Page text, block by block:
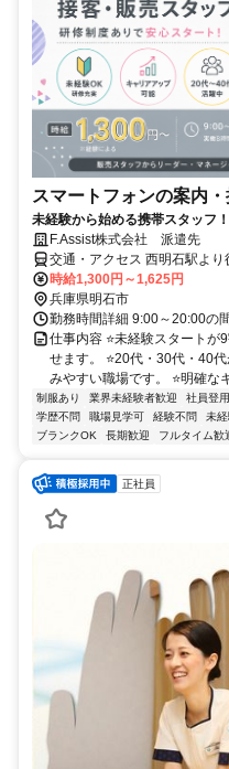
スマートフォンの案内
未経験から始める携帯スタッフ
F.Assist株式会社 派遣先
交通・アクセス 西明石駅より
時給1,300円～1,625円
兵庫県明石市
勤務時間詳細 9:00～20:00の
仕事内容 ⭐未経験スタート
せます。 ⭐20代・30代・40
みやすい職場です。 ⭐明確な
制服あり 業界未経験者歓迎 社員登
学歴不問
職場見学可 経験不問 未
ブランクOK
長期歓迎 フルタイム歓
正社員